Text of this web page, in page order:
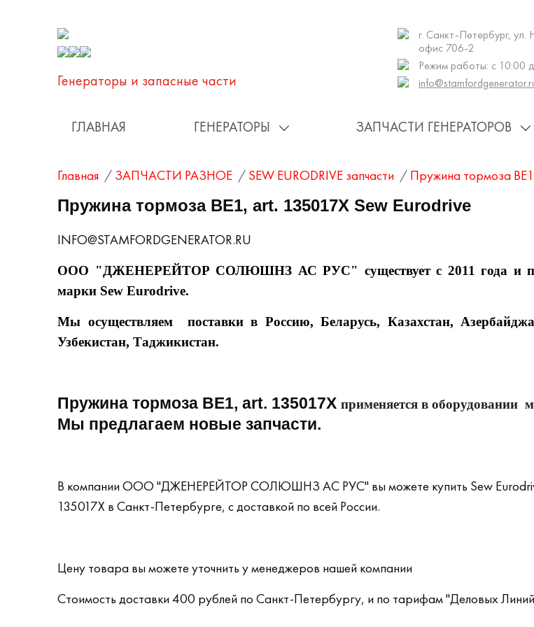
Генераторы и запаcные части
г. Санкт-Петербург,
офис 706-2
Режим работы: с 10:00
ГЛАВНАЯ ГЕНЕРАТОРЫ ЗАПЧАСТИ ГЕНЕРАТОРОВ
Главная / ЗАПЧАСТИ РАЗНОЕ / SEW EURODRIVE запчасти / Пружина тормоза
Пружина тормоза BE1, art. 135017X Sew Eurodrive
INFO@STAMFORDGENERATOR.RU
ООО "ДЖЕНЕРЕЙТОР СОЛЮШНЗ АС РУС" существует с 2011 года и
марки Sew Eurodrive.
Мы осуществляем поставки в Россию, Беларусь, Казахстан,
Узбекистан, Таджикистан.
Пружина тормоза BE1, art. 135017X применяется в оборудовании
Мы предлагаем новые запчасти.
В компании ООО "ДЖЕНЕРЕЙТОР СОЛЮШНЗ АС РУС" вы можете купить Sew
135017X в Санкт-Петербурге, с доставкой по всей России.
Цену товара вы можете уточнить у менеджеров нашей компании
Стоимость доставки 400 рублей по Санкт-Петербургу, и по тарифам "Деловых